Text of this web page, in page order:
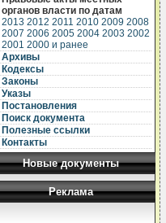
органов власти по датам
2013 2012 2011 2010 2009 2008
2007 2006 2005 2004 2003 2002
2001 2000 и ранее
Архивы
Кодексы
Законы
Указы
Постановления
Поиск документа
Полезные ссылки
Контакты
Новые документы
Реклама